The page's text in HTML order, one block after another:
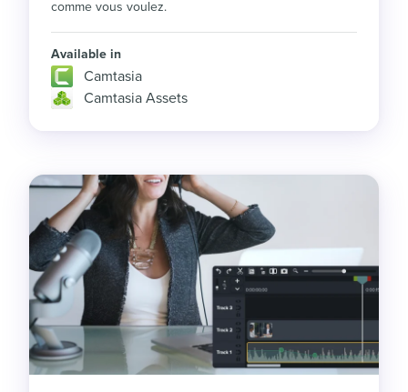
comme vous voulez.
Available in
Camtasia
Camtasia Assets